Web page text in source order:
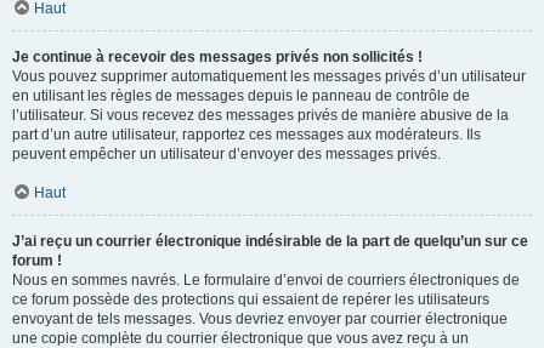
Haut
Je continue à recevoir des messages privés non sollicités !
Vous pouvez supprimer automatiquement les messages privés d’un utilisateur
en utilisant les règles de messages depuis le panneau de contrôle de
l’utilisateur. Si vous recevez des messages privés de manière abusive de la
part d’un autre utilisateur, rapportez ces messages aux modérateurs. Ils
peuvent empêcher un utilisateur d’envoyer des messages privés.
Haut
J’ai reçu un courrier électronique indésirable de la part de quelqu’un sur ce
forum !
Nous en sommes navrés. Le formulaire d’envoi de courriers électroniques de
ce forum possède des protections qui essaient de repérer les utilisateurs
envoyant de tels messages. Vous devriez envoyer par courrier électronique
une copie complète du courrier électronique que vous avez reçu à un